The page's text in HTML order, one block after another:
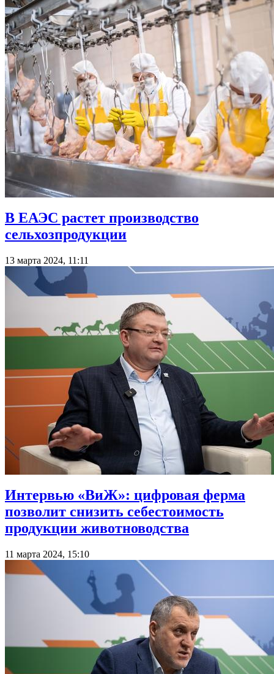
В ЕАЭС растет производство
сельхозпродукции
13 марта 2024, 11:11
Интервью «ВиЖ»: цифровая ферма
позволит снизить себестоимость
продукции животноводства
11 марта 2024, 15:10